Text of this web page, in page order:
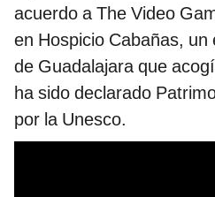
acuerdo a The Video
en Hospicio Cabañas,
de Guadalajara que
ha sido declarado
por la Unesco.